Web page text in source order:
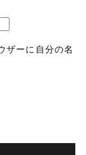
ザーに自分の名